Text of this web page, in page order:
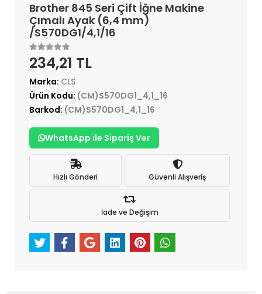
Brother 845 Seri Çift İğne Makine
Çımalı Ayak (6,4 mm)
/S570DG1/4,1/16
234,21 TL
Marka: CLS
Ürün Kodu: (CM)S570DG1_4,1_16
Barkod: (CM)S570DG1_4,1_16
WhatsApp ile Sipariş Ver
Hızlı Gönderi Güvenli Alışveriş
İade ve Değişim